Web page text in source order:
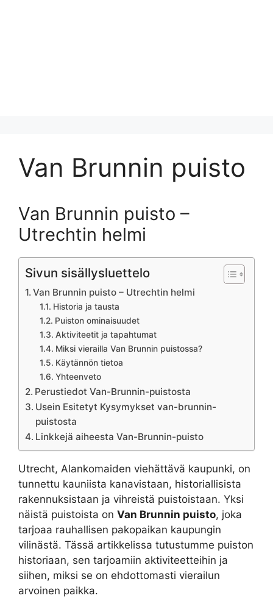
Van Brunnin puisto
Van Brunnin puisto –
Utrechtin helmi
Sivun sisällysluettelo
Van Brunnin puisto – Utrechtin helmi
Historia ja tausta
Puiston ominaisuudet
Aktiviteetit ja tapahtumat
Miksi vierailla Van Brunnin puistossa?
Käytännön tietoa
Yhteenveto
Perustiedot Van-Brunnin-puistosta
Usein Esitetyt Kysymykset van-brunnin-
puistosta
Linkkejä aiheesta Van-Brunnin-puisto
Utrecht, Alankomaiden viehättävä kaupunki, on
tunnettu kauniista kanavistaan, historiallisista
rakennuksistaan ja vihreistä puistoistaan. Yksi
näistä puistoista on Van Brunnin puisto, joka
tarjoaa rauhallisen pakopaikan kaupungin
vilinästä. Tässä artikkelissa tutustumme puiston
historiaan, sen tarjoamiin aktiviteetteihin ja
siihen, miksi se on ehdottomasti vierailun
arvoinen paikka.